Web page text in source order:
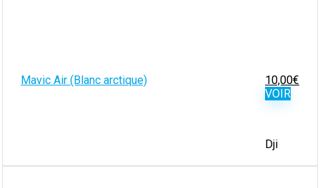
Mavic Air (Blanc arctique) 10,00€
VOIR
Dji